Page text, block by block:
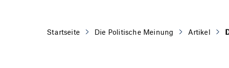
Startseite Die Politische Meinung Artikel